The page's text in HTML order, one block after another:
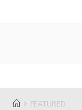
FEATURED